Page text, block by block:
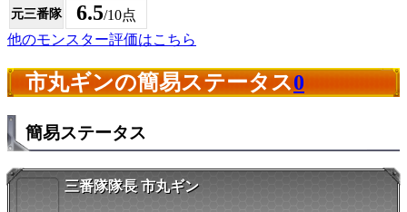
元三番隊 6.5/10点
他のモンスター評価はこちら
市丸ギンの簡易ステータス0
簡易ステータス
三番隊隊長 市丸ギン